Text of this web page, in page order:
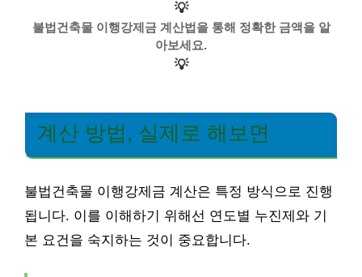
💡
불법건축물 이행강제금 계산법을 통해 정확한 금액을 알
아보세요.
💡
계산 방법, 실제로 해보면
불법건축물 이행강제금 계산은 특정 방식으로 진행
됩니다. 이를 이해하기 위해선 연도별 누진제와 기
본 요건을 숙지하는 것이 중요합니다.